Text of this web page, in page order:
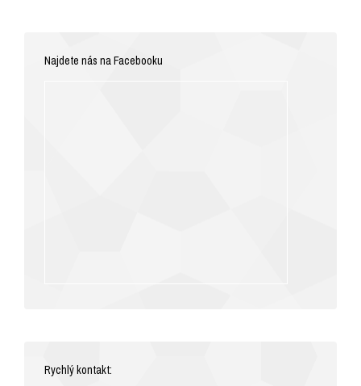
Najdete nás na Facebooku
Rychlý kontakt: